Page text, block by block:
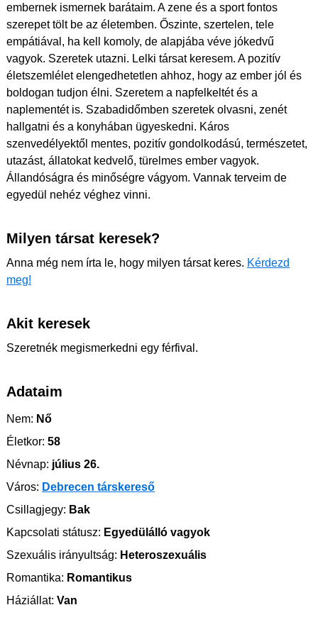
embernek ismernek barátaim. A zene és a sport fontos
szerepet tölt be az életemben. Őszinte, szertelen, tele
empátiával, ha kell komoly, de alapjába véve jókedvű
vagyok. Szeretek utazni. Lelki társat keresem. A pozitív
életszemlélet elengedhetetlen ahhoz, hogy az ember jól és
boldogan tudjon élni. Szeretem a napfelkeltét és a
naplementét is. Szabadidőmben szeretek olvasni, zenét
hallgatni és a konyhában ügyeskedni. Káros
szenvedélyektől mentes, pozitív gondolkodású, természetet,
utazást, állatokat kedvelő, türelmes ember vagyok.
Állandóságra és minőségre vágyom. Vannak terveim de
egyedül nehéz véghez vinni.
Milyen társat keresek?
Anna még nem írta le, hogy milyen társat keres. Kérdezd
meg!
Akit keresek
Szeretnék megismerkedni egy férfival.
Adataim
Nem: Nő
Életkor: 58
Névnap: július 26.
Város: Debrecen társkereső
Csillagjegy: Bak
Kapcsolati státusz: Egyedülálló vagyok
Szexuális irányultság: Heteroszexuális
Romantika: Romantikus
Háziállat: Van